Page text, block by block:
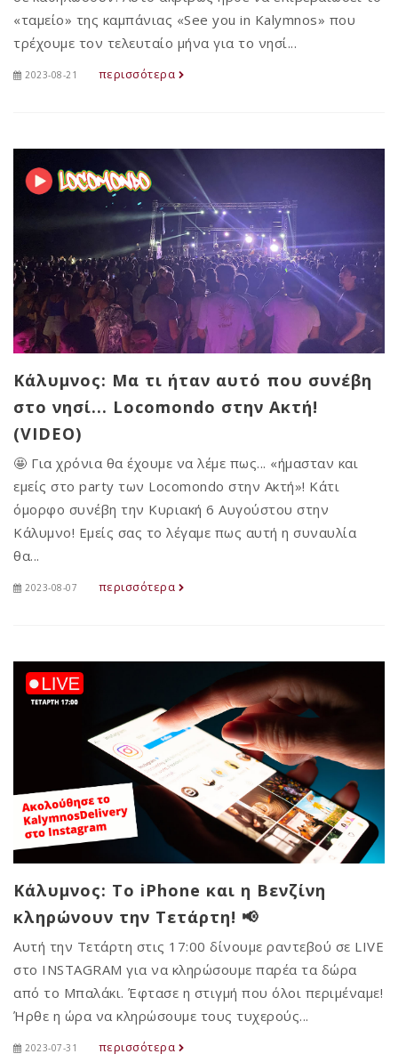
«ταμείο» της καμπάνιας «See you in Kalymnos» που
τρέχουμε τον τελευταίο μήνα για το νησί...
2023-08-21 περισσότερα
Κάλυμνος: Μα τι ήταν αυτό που συνέβη
στο νησί... Locomondo στην Ακτή!
(VIDEO)
🤩 Για χρόνια θα έχουμε να λέμε πως... «ήμασταν και
εμείς στο party των Locomondo στην Ακτή»! Κάτι
όμορφο συνέβη την Κυριακή 6 Αυγούστου στην
Κάλυμνο! Εμείς σας το λέγαμε πως αυτή η συναυλία
θα...
2023-08-07 περισσότερα
Κάλυμνος: Το iPhone και η Βενζίνη
κληρώνουν την Τετάρτη! 📢
Αυτή την Τετάρτη στις 17:00 δίνουμε ραντεβού σε LIVE
στο INSTAGRAM για να κληρώσουμε παρέα τα δώρα
από το Μπαλάκι. Έφτασε η στιγμή που όλοι περιμέναμε!
Ήρθε η ώρα να κληρώσουμε τους τυχερούς...
2023-07-31 περισσότερα